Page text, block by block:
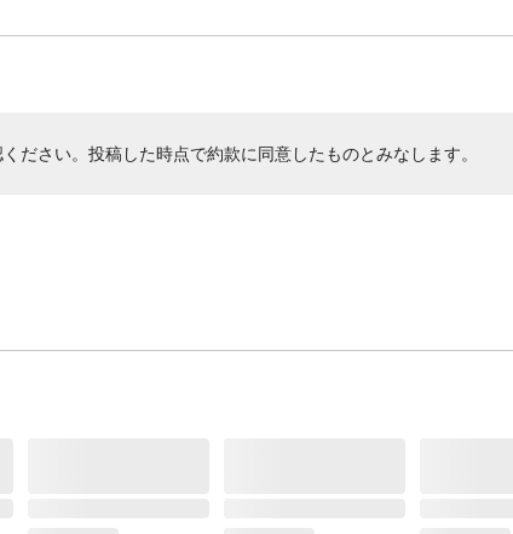
ださい。投稿した時点で約款に同意したものとみなします。